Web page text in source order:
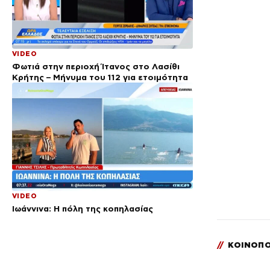
VIDEO
Φωτιά στην περιοχή Ίτανος στο Λασίθι
Κρήτης – Μήνυμα του 112 για ετοιμότητα
VIDEO
Ιωάννινα: Η πόλη της κοπηλασίας
//